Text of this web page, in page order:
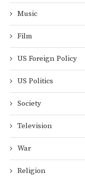
Music
Film
US Foreign Policy
US Politics
Society
Television
War
Religion